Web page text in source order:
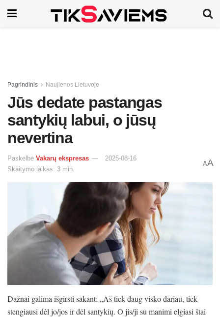
Pagrindinis Naujienos Lietuvoje
Jūs dedate pastangas
santykių labui, o jūsų
nevertina
Paskelbė Vakarų ekspresas
2025-08-16
Skaitymo laikas: 3 min.
AA
Dažnai galima išgirsti sakant: „Aš tiek daug visko dariau, tiek
stengiausi dėl jo/jos ir dėl santykių. O jis/ji su manimi elgiasi štai